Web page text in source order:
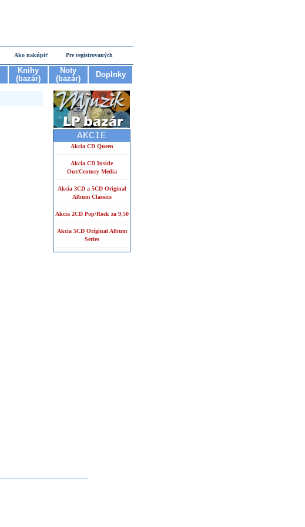
Ako nakúpiť Pre registrovaných
Knihy
(bazár)
Noty
(bazár)
Doplnky
AKCIE
Akcia CD Queen
Akcia CD Inside
Out/Century Media
Akcia 3CD a 5CD Original
Album Classics
Akcia 2CD Pop/Rock za 9,50
Akcia 5CD Original Album
Series